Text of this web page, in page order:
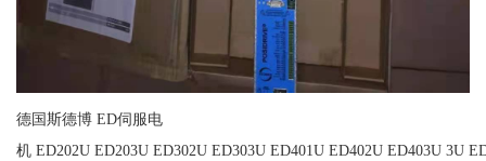
德国斯德博 ED伺服电
机 ED202U ED203U ED302U ED303U ED401U ED402U ED403U 3U